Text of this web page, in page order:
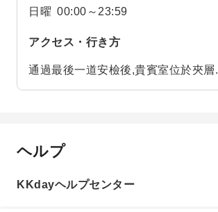
日曜 00:00～23:59
アクセス・行き方
通過最後一道安檢後,貴賓室位於夾層.
ヘルプ
KKdayヘルプセンター